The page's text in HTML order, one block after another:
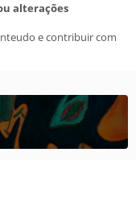
alterações
e contribuir com